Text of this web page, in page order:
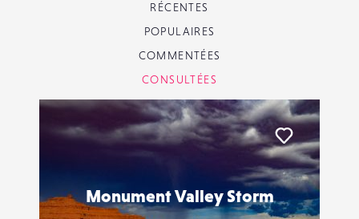
RÉCENTES
POPULAIRES
COMMENTÉES
CONSULTÉES
Monument Valley Storm
Liker